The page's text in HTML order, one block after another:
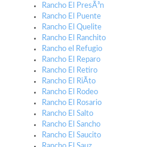
Rancho El PresÃ³n
Rancho El Puente
Rancho El Quelite
Rancho El Ranchito
Rancho el Refugio
Rancho El Reparo
Rancho El Retiro
Rancho El RiÃ­to
Rancho El Rodeo
Rancho El Rosario
Rancho El Salto
Rancho El Sancho
Rancho El Saucito